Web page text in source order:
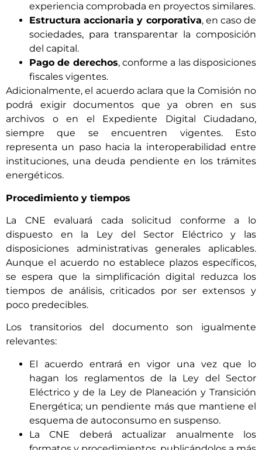
experiencia comprobada en proyectos similares.
Estructura accionaria y corporativa, en caso de
sociedades, para transparentar la composición
del capital.
Pago de derechos, conforme a las disposiciones
fiscales vigentes.
Adicionalmente, el acuerdo aclara que la Comisión no
podrá exigir documentos que ya obren en sus
archivos o en el Expediente Digital Ciudadano,
siempre que se encuentren vigentes. Esto
representa un paso hacia la interoperabilidad entre
instituciones, una deuda pendiente en los trámites
energéticos.
Procedimiento y tiempos
La CNE evaluará cada solicitud conforme a lo
dispuesto en la Ley del Sector Eléctrico y las
disposiciones administrativas generales aplicables.
Aunque el acuerdo no establece plazos específicos,
se espera que la simplificación digital reduzca los
tiempos de análisis, criticados por ser extensos y
poco predecibles.
Los transitorios del documento son igualmente
relevantes:
El acuerdo entrará en vigor una vez que lo
hagan los reglamentos de la Ley del Sector
Eléctrico y de la Ley de Planeación y Transición
Energética; un pendiente más que mantiene el
esquema de autoconsumo en suspenso.
La CNE deberá actualizar anualmente los